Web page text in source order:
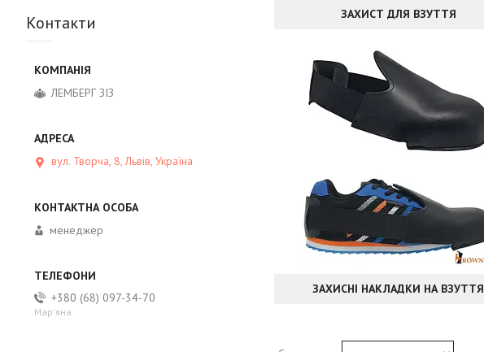
ЗАХИСТ ДЛЯ ВЗУТТЯ
ЗАХИСНІ НАКЛАДКИ НА ВЗУТТЯ
Контакти
ЛЕМБЕРГ ЗІЗ
вул. Творча, 8, Львів, Україна
менеджер
+380 (68) 097-34-70
Мар'яна